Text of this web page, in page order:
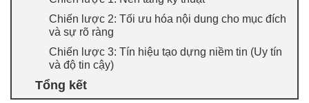
Chiến lược 2: Tối ưu hóa nội dung cho mục đích
và sự rõ ràng
Chiến lược 3: Tín hiệu tạo dựng niềm tin (Uy tín
và độ tin cậy)
Tổng kết